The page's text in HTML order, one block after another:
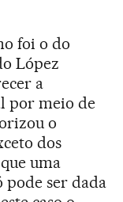
foi o do
López
a
por meio de
o
dos
uma
pode ser dada